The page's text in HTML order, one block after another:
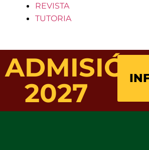
REVISTA
TUTORIA
ADMISIÓN
2027